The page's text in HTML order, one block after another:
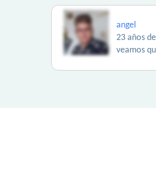
angel
23 años
veamos